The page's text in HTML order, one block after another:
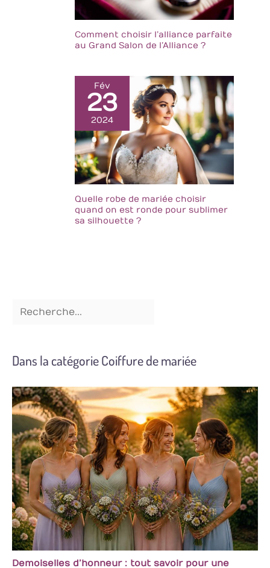
Comment choisir l’alliance parfaite
au Grand Salon de l’Alliance ?
Fév
23
2024
Quelle robe de mariée choisir
quand on est ronde pour sublimer
sa silhouette ?
Dans la catégorie Coiffure de mariée
Demoiselles d’honneur : tout savoir pour une